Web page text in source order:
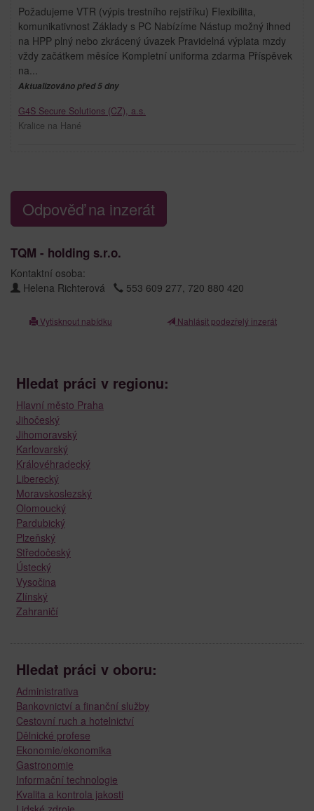
Požadujeme VTR (výpis trestního rejstříku) Flexibilita,
komunikativnost Základy s PC Nabízíme Nástup možný ihned
na HPP plný nebo zkrácený úvazek Pravidelná výplata mzdy
vždy začátkem měsíce Kompletní uniforma zdarma Příspěvek
na...
Aktualizováno před 5 dny
G4S Secure Solutions (CZ), a.s.
Kralice na Hané
Odpověď na inzerát
TQM - holding s.r.o.
Kontaktní osoba:
Helena Richterová
553 609 277, 720 880 420
Vytisknout nabídku Nahlásit podezřelý inzerát
Hledat práci v regionu:
Hlavní město Praha
Jihočeský
Jihomoravský
Karlovarský
Královéhradecký
Liberecký
Moravskoslezský
Olomoucký
Pardubický
Plzeňský
Středočeský
Ústecký
Vysočina
Zlínský
Zahraničí
Hledat práci v oboru:
Administrativa
Bankovnictví a finanční služby
Cestovní ruch a hotelnictví
Dělnické profese
Ekonomie/ekonomika
Gastronomie
Informační technologie
Kvalita a kontrola jakosti